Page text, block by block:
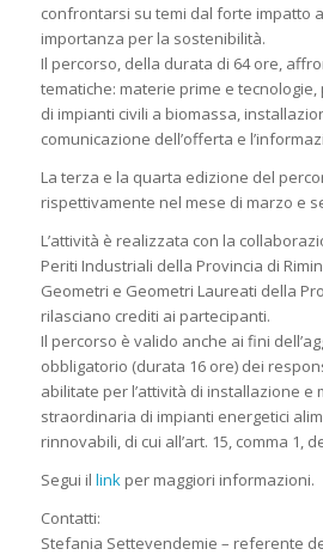
confrontarsi su temi dal forte impatto
importanza per la sostenibilità.
Il percorso, della durata di 64 ore,
tematiche: materie prime e
di impianti civili a biomassa,
comunicazione dell’offerta e
La terza e la quarta edizione del
rispettivamente nel mese di marzo e
L’attività è realizzata con la
Periti Industriali della Provincia di
Geometri e Geometri Laureati della
rilasciano crediti ai partecipanti.
Il percorso è valido anche ai fini
obbligatorio (durata 16 ore) dei
abilitate per l’attività di installazione e
straordinaria di impianti energetici
rinnovabili, di cui all’art. 15, comma 1,
Segui il linkper maggiori informazioni.
Contatti:
Stefania Settevendemie – referente